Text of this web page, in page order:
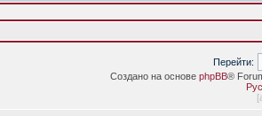
Перейти:
Создано на основе phpBB®
[